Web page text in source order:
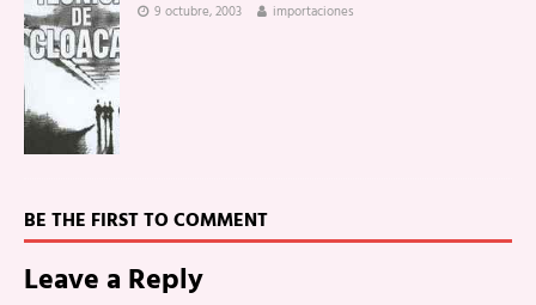
9 octubre, 2003 importaciones
BE THE FIRST TO COMMENT
Leave a Reply